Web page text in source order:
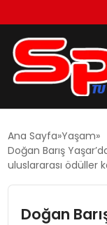
DÜNYA
Ana Sayfa Yaşam
Doğan Barış
uluslararası ödüller
Doğan